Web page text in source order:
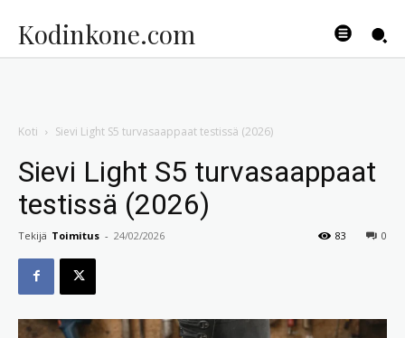
Kodinkone.com
Koti Sievi Light S5 turvasaappaat testissä (2026)
Sievi Light S5 turvasaappaat
testissä (2026)
Tekijä Toimitus - 24/02/2026 0
83